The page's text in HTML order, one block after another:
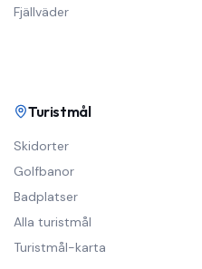
Fjällväder
Turistmål
Skidorter
Golfbanor
Badplatser
Alla turistmål
Turistmål-karta